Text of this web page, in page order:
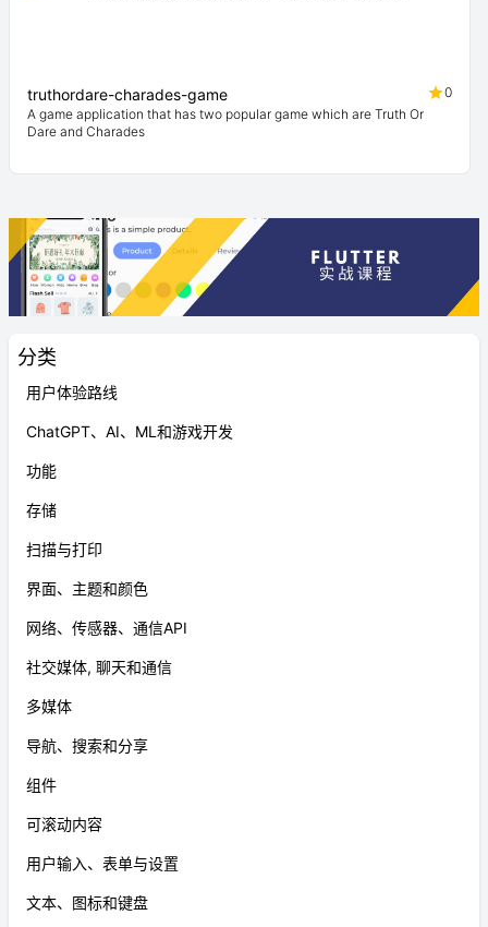
分类
用户体验路线
ChatGPT、AI、ML和游戏开发
功能
存储
扫描与打印
界面、主题和颜色
网络、传感器、通信API
社交媒体, 聊天和通信
多媒体
导航、搜索和分享
组件
可滚动内容
用户输入、表单与设置
文本、图标和键盘
truthordare-charades-game
0
A game application that has two popular game which are Truth Or
Dare and Charades